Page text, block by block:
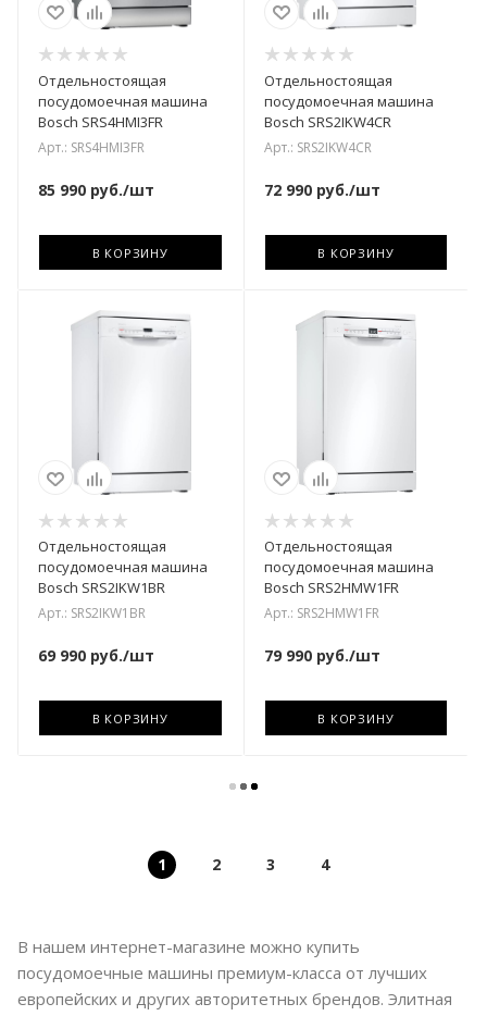
Отдельностоящая
посудомоечная машина
Bosch SRS4HMI3FR
Арт.: SRS4HMI3FR
85 990 руб./шт
В КОРЗИНУ
Отдельностоящая
посудомоечная машина
Bosch SRS2IKW4CR
Арт.: SRS2IKW4CR
72 990руб./шт
В КОРЗИНУ
Отдельностоящая
посудомоечная машина
Bosch SRS2IKW1BR
Арт.: SRS2IKW1BR
69 990 руб./шт
В КОРЗИНУ
Отдельностоящая
посудомоечная машина
Bosch SRS2HMW1FR
Арт.: SRS2HMW1FR
79 990руб./шт
В КОРЗИНУ
1 2 3 4
В нашем интернет-магазине можно купить
посудомоечные машины премиум-класса от лучших
европейских и других авторитетных брендов. Элитная